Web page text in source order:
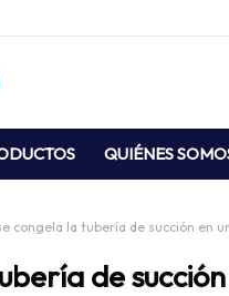
QUIÉNES
congela la tubería de succión en
de